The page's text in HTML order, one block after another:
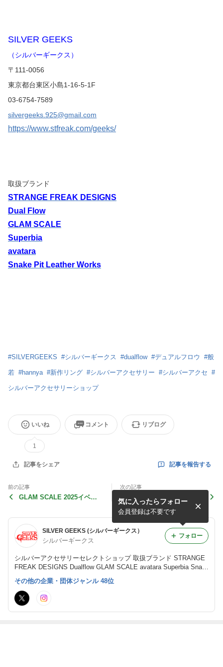
SILVER GEEKS
（シルバーギークス）
〒111-0056
東京都台東区小島1-16-5-1F
03-6754-7589
silvergeeks.925@gmail.com
https://www.stfreak.com/geeks/
取扱ブランド
STRANGE FREAK DESIGNS
Dual Flow
GLAM SCALE
Superbia
avatara
Snake Pit Leather Works
#SILVERGEEKS #シルバーギークス #dualflow #デュアルフロウ #般
若 #hannya #新作リング #シルバーアクセサリー #シルバーアクセ #
シルバーアクセサリーショップ
いいね
1
コメント リブログ
記事をシェア 記事を報告する
前の記事
GLAM SCALE 2025イベン
次の記事
SILVER GEEKS (シルバーギークス）
シルバーギークス
シルバーアクセサリーセレクトショップ 取扱ブランド STRANGE
FREAK DESIGNS Dualflow GLAM SCALE avatara Superbia Snak
e Pit Leather Works
気に入ったらフォロー
会員登録は不要です
フォロー
その他の企業・団体ジャンル 48位